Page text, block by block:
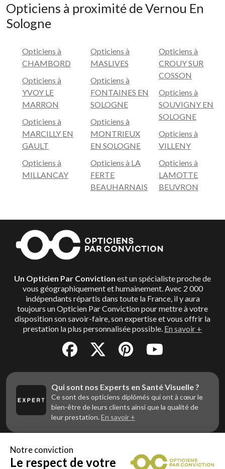
Opticiens à proximité de Vernou En
Sologne
Opticiens à
CHAMBORD
Opticiens à
YVOY LE
MARRON
Opticiens à
MARCILLY EN
GAULT
Opticiens à
MILLANCAY
Opticiens à
MASLIVES
Opticiens à
FONTAINES EN
SOLOGNE
Opticiens à
MONTRIEUX
EN SOLOGNE
Opticiens à LA
FERTE
BEAUHARNAIS
Opticiens à
CROUY SUR
COSSON
Opticiens à
SOUVIGNY EN
SOLOGNE
Opticiens à
VILLENY
Opticiens à
LAMOTTE
BEUVRON
Un Opticien Par Conviction est un spécialiste proche de
vous géographiquement et humainement. Avec 2 000
indépendants répartis dans toute la France, il y aura
toujours un Opticien Par Conviction pour mettre à votre
disposition son savoir-faire, son expertise et vous offrir la
prestation la plus personnalisée possible. En savoir +
Qui sont nos Experts en Santé Visuelle ?
Ce sont des opticiens diplômés qui ont à cœur le
bien-être de leurs clients ainsi que la qualité de
leur prestation.En savoir +
Vous êtes un professionnel de la vue et
Notre conviction
Le respect de votre